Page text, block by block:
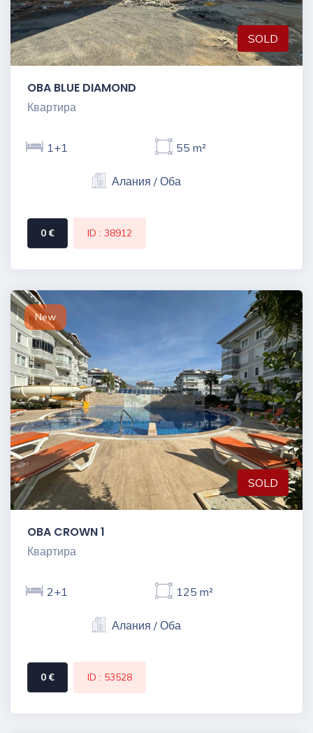
SOLD
OBA BLUE DIAMOND
Квартира
1+1 55 m²
Алания / Оба
0 € ID : 38912
New
SOLD
OBA CROWN 1
Квартира
2+1 125 m²
Алания / Оба
0 € ID : 53528